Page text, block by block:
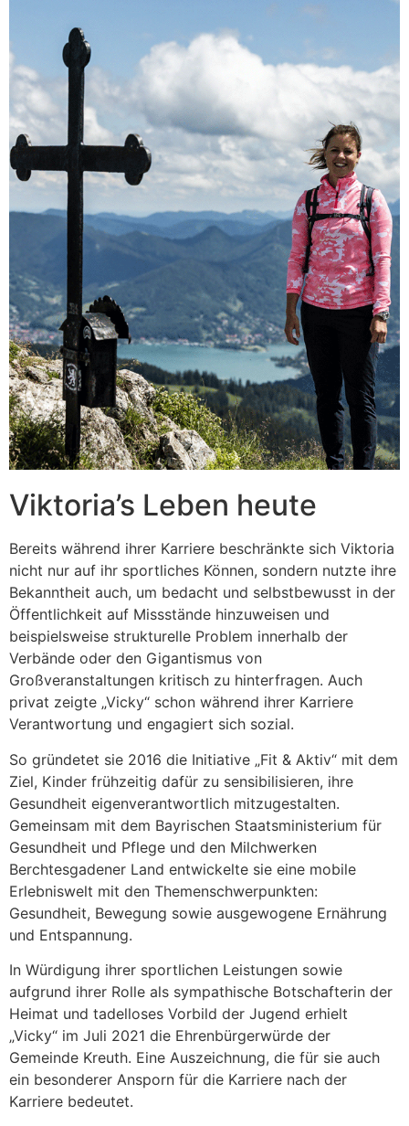
Viktoria’s Leben heute
Bereits während ihrer Karriere beschränkte sich Viktoria
nicht nur auf ihr sportliches Können, sondern nutzte ihre
Bekanntheit auch, um bedacht und selbstbewusst in der
Öffentlichkeit auf Missstände hinzuweisen und
beispielsweise strukturelle Problem innerhalb der
Verbände oder den Gigantismus von
Großveranstaltungen kritisch zu hinterfragen. Auch
privat zeigte „Vicky“ schon während ihrer Karriere
Verantwortung und engagiert sich sozial.
So gründetet sie 2016 die Initiative „Fit & Aktiv“ mit dem
Ziel, Kinder frühzeitig dafür zu sensibilisieren, ihre
Gesundheit eigenverantwortlich mitzugestalten.
Gemeinsam mit dem Bayrischen Staatsministerium für
Gesundheit und Pflege und den Milchwerken
Berchtesgadener Land entwickelte sie eine mobile
Erlebniswelt mit den Themenschwerpunkten:
Gesundheit, Bewegung sowie ausgewogene Ernährung
und Entspannung.
In Würdigung ihrer sportlichen Leistungen sowie
aufgrund ihrer Rolle als sympathische Botschafterin der
Heimat und tadelloses Vorbild der Jugend erhielt
„Vicky“ im Juli 2021 die Ehrenbürgerwürde der
Gemeinde Kreuth. Eine Auszeichnung, die für sie auch
ein besonderer Ansporn für die Karriere nach der
Karriere bedeutet.